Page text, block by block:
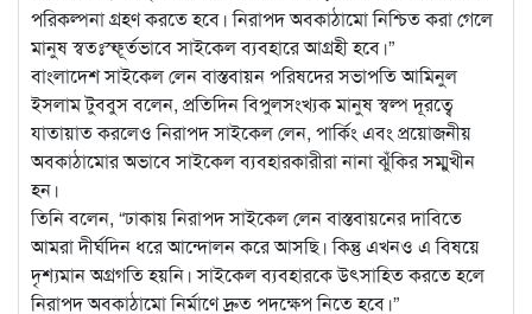
পরিকল্পনা গ্রহণ করতে হবে। নিরাপদ অবকাঠামো নিশ্চিত করা গেলে
মানুষ স্বতঃস্ফূর্তভাবে সাইকেল ব্যবহারে আগ্রহী হবে।”
বাংলাদেশ সাইকেল লেন বাস্তবায়ন পরিষদের সভাপতি আমিনুল
ইসলাম টুববুস বলেন, প্রতিদিন বিপুলসংখ্যক মানুষ স্বল্প দূরত্বে
যাতায়াত করলেও নিরাপদ সাইকেল লেন, পার্কিং এবং প্রয়োজনীয়
অবকাঠামোর অভাবে সাইকেল ব্যবহারকারীরা নানা ঝুঁকির সম্মুখীন
হন।
তিনি বলেন, “ঢাকায় নিরাপদ সাইকেল লেন বাস্তবায়নের দাবিতে
আমরা দীর্ঘদিন ধরে আন্দোলন করে আসছি। কিন্তু এখনও এ বিষয়ে
দৃশ্যমান অগ্রগতি হয়নি। সাইকেল ব্যবহারকে উৎসাহিত করতে হলে
নিরাপদ অবকাঠামো নির্মাণে দ্রুত পদক্ষেপ নিতে হবে।”